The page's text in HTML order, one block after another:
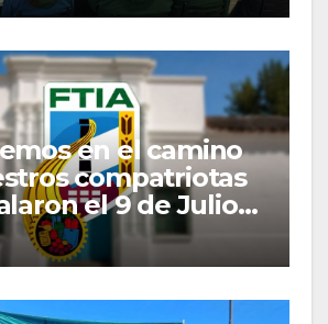
en el camino
compatriotas
el 9 de Julio